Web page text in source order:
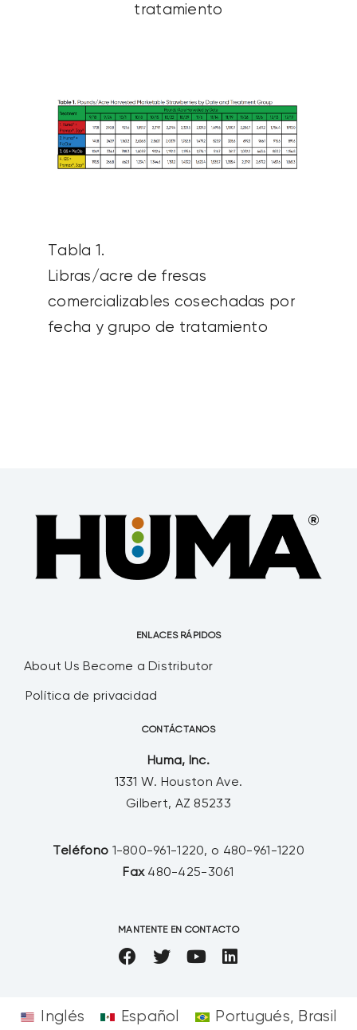
tratamiento
Tabla 1.
Libras/acre de fresas
comercializables cosechadas por
fecha y grupo de tratamiento
ENLACES RÁPIDOS
About Us Become a Distributor
Política de privacidad
CONTÁCTANOS
Huma, Inc.
1331 W. Houston Ave.
Gilbert, AZ 85233
Teléfono 1-800-961-1220, o 480-961-1220
Fax 480-425-3061
MANTENTE EN CONTACTO
Inglés Español Portugués, Brasil